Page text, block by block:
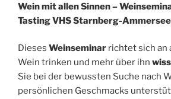
Wein mit allen Sinnen –
Tasting VHS Starnberg-
Dieses Weinseminar richtet sich an
Wein trinken und mehr über ihn
Sie bei der bewussten Suche nach
persönlichen Geschmacks